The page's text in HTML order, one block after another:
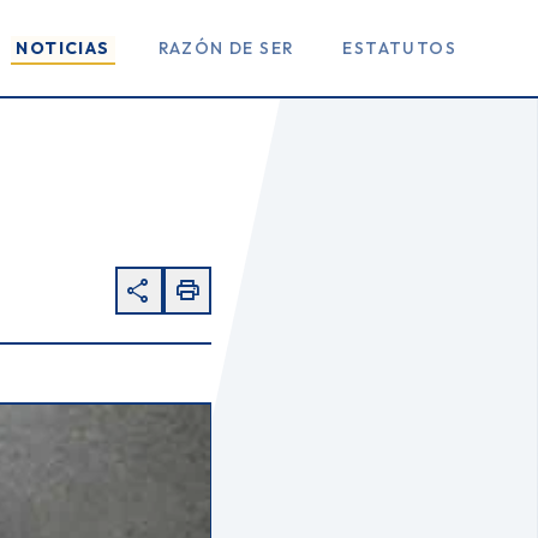
NOTICIAS RAZÓN DE SER ESTATUTOS
share print